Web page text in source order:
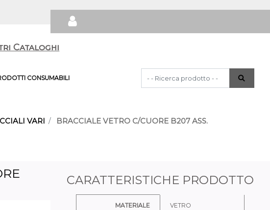
Cataloghi
CONSUMABILI
La modifica di un filtro aggiorna
VARI BRACCIALE VETRO C/CUORE B207 ASS.
CARATTERISTICHE PRODOTTO
MATERIALE VETRO